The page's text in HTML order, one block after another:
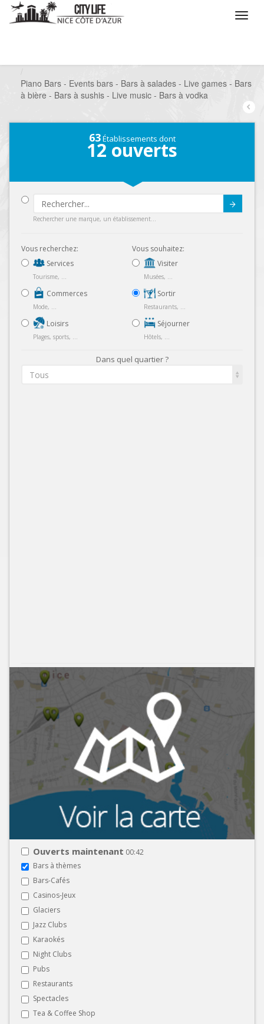
Piano Bars - Events bars - Bars à salades - Live games - Bars
à bière - Bars à sushis - Live music - Bars à vodka
63Établissements dont
12 ouverts
Rechercher une marque, un établissement...
Vous recherchez:
Services
Tourisme, ...
Commerces
Mode, ...
Loisirs
Plages, sports, ...
Vous souhaitez:
Visiter
Musées, ...
Sortir
Restaurants, ...
Séjourner
Hôtels, ...
Dans quel quartier ?
Tous
Ouverts maintenant 00:42
Bars à thèmes
Bars-Cafés
Casinos-Jeux
Glaciers
Jazz Clubs
Karaokés
Night Clubs
Pubs
Restaurants
Spectacles
Tea & Coffee Shop